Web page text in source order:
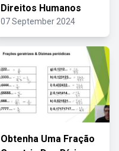
Direitos Humanos
07 September 2024
Obtenha Uma Fração